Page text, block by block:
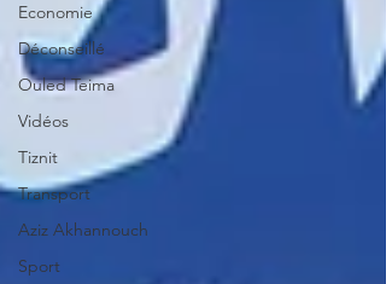
Economie
Déconseillé
Ouled Teima
Vidéos
Tiznit
Transport
Aziz Akhannouch
Sport